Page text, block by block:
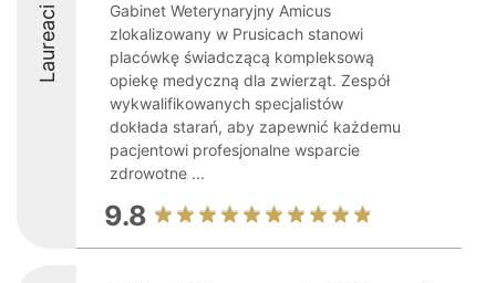
Laureaci
Gabinet Weterynaryjny Amicus
zlokalizowany w Prusicach stanowi
placówkę świadczącą kompleksową
opiekę medyczną dla zwierząt. Zespół
wykwalifikowanych specjalistów
dokłada starań, aby zapewnić każdemu
pacjentowi profesjonalne wsparcie
zdrowotne ...
9.8